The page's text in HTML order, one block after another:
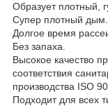
Образует плотный,
Супер плотный дым.
Долгое время
Без запаха.
Высокое качество
соответствия
производства ISO
Подходит для всех